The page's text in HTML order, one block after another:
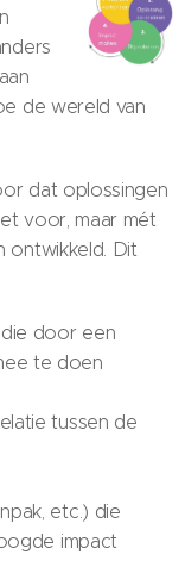
de wereld van
dat oplossingen
voor, maar mét
ontwikkeld. Dit
door een
te doen
tussen de
etc.) die
impact